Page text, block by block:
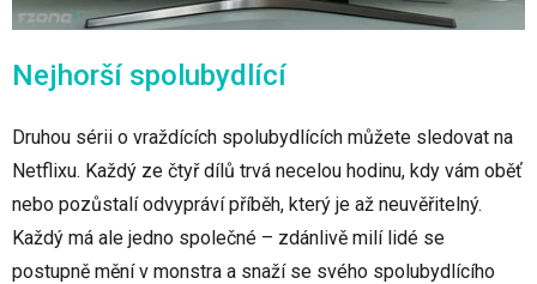
Nejhorší spolubydlící
Druhou sérii o vraždících spolubydlících můžete sledovat na
Netflixu. Každý ze čtyř dílů trvá necelou hodinu, kdy vám oběť
nebo pozůstalí odvypráví příběh, který je až neuvěřitelný.
Každý má ale jedno společné – zdánlivě milí lidé se
postupně mění v monstra a snaží se svého spolubydlícího